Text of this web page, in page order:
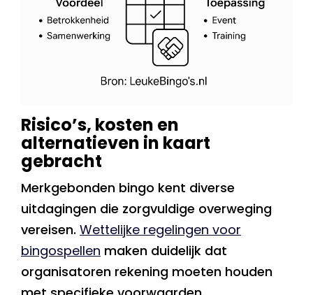
Risico’s, kosten en
alternatieven in kaart
gebracht
Merkgebonden bingo kent diverse
uitdagingen die zorgvuldige overweging
vereisen. Wettelijke regelingen voor
bingospellen maken duidelijk dat
organisatoren rekening moeten houden